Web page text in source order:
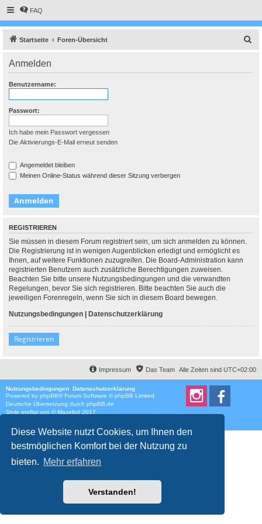
Diese Website nutzt Cookies, um Ihnen den
bestmöglichen Komfort bei der Nutzung zu
bieten. Mehr erfahren
Verstanden!
FAQ
Startseite Foren-Übersicht
Anmelden
Benutzername:
Passwort:
Ich habe mein Passwort vergessen
Die Aktivierungs-E-Mail erneut senden
Angemeldet bleiben
Meinen Online-Status während dieser Sitzung verbergen
REGISTRIEREN
Sie müssen in diesem Forum registriert sein, um sich anmelden zu können.
Die Registrierung ist in wenigen Augenblicken erledigt und ermöglicht es
Ihnen, auf weitere Funktionen zuzugreifen. Die Board-Administration kann
registrierten Benutzern auch zusätzliche Berechtigungen zuweisen.
Beachten Sie bitte unsere Nutzungsbedingungen und die verwandten
Regelungen, bevor Sie sich registrieren. Bitte beachten Sie auch die
jeweiligen Forenregeln, wenn Sie sich in diesem Board bewegen.
Nutzungsbedingungen | Datenschutzerklärung
Registrieren
Alle Zeiten sind UTC+02:00
Das Team
Impressum
Nutzungsbedingungen Datenschutzerklärung
Powered by phpBB® Forum Software © phpBB Limited
Deutsche Übersetzung durch phpBB.de
Style proflat von ©Mazeltof 2017